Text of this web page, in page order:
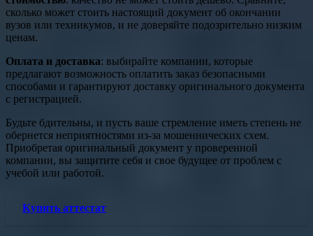
сколько может стоить настоящий документ об окончании
вузов или техникумов, и не доверяйте подозрительно низким
ценам.
Оплата и доставка: выбирайте компании, которые
предлагают возможность оплатить заказ безопасными
способами и гарантируют доставку оригинального документа
с регистрацией.
Будьте бдительны, и пусть ваше стремление иметь степень не
обернется неприятностями из-за мошеннических схем.
Приобретая оригинальный документ у проверенной
компании, вы защитите себя и свое будущее от проблем с
учебой или работой.
Купить аттестат